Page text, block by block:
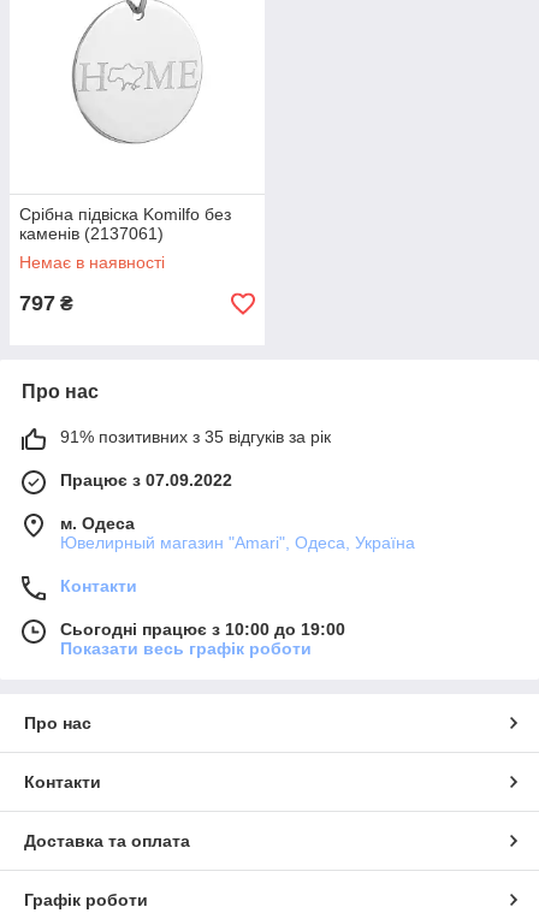
Срібна підвіска Komilfo без
каменів (2137061)
Немає в наявності
797 ₴
Про нас
91% позитивних з 35 відгуків за рік
Працює з 07.09.2022
м. Одеса
Ювелирный магазин "Amari", Одеса, Україна
Контакти
Сьогодні працює з 10:00 до 19:00
Показати весь графік роботи
Про нас
Контакти
Доставка та оплата
Графік роботи